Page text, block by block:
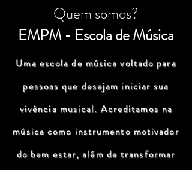
Quem somos?
EMPM - Escola de Música
Uma escola de música voltado para
pessoas que desejam iniciar sua
vivência musical. Acreditamos na
música como instrumento motivador
do bem estar, além de transformar